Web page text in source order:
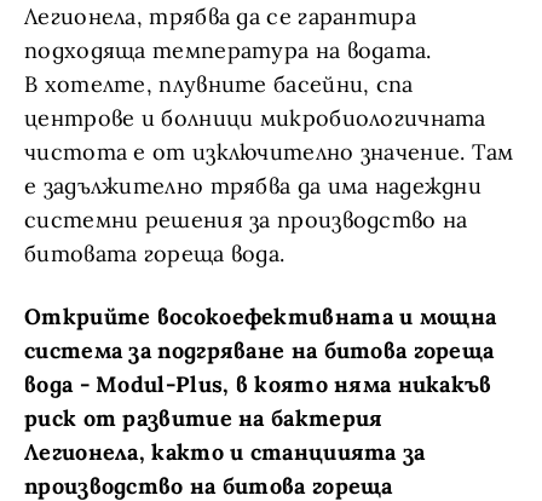
Легионела, трябва да се гарантира
подходяща температура на водата.
В хотелте, плувните басейни, спа
центрове и болници микробиологичната
чистота е от изключително значение. Там
е задължително трябва да има надеждни
системни решения за производство на
битовата гореща вода.
Открийте восокоефективната и мощна
система за подгряване на битова гореща
вода - Modul-Plus, в която няма никакъв
риск от развитие на бактерия
Легионела, както и станциията за
производство на битова гореща